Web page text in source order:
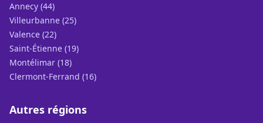
Annecy (44)
Villeurbanne (25)
Valence (22)
Saint-Étienne (19)
Montélimar (18)
Clermont-Ferrand (16)
Autres régions